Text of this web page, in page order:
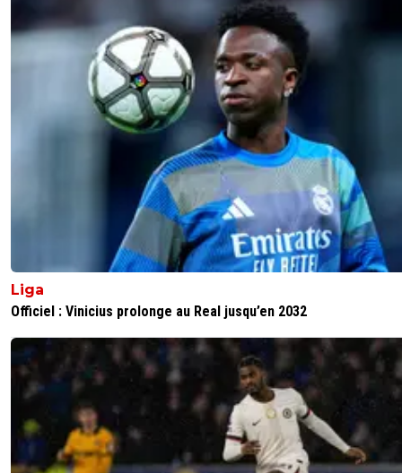
Liga
Officiel : Vinicius prolonge au Real jusqu’en 2032